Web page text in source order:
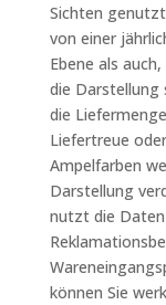
Sichten
von einer
Ebene als
die Darstellung
die
Liefertreue
Ampelfarben
Darstellung
nutzt die
können Sie